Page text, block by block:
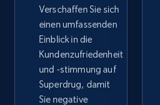
eBay - Collect records by
URL, Product id, Title, Seller
Seller reviews, Breadcrumbs,
more.
Verschaffen Sie sich
einen umfassenden
Einblick in die
Kundenzufriedenheit
und -stimmung auf
Superdrug, damit
Sie negative